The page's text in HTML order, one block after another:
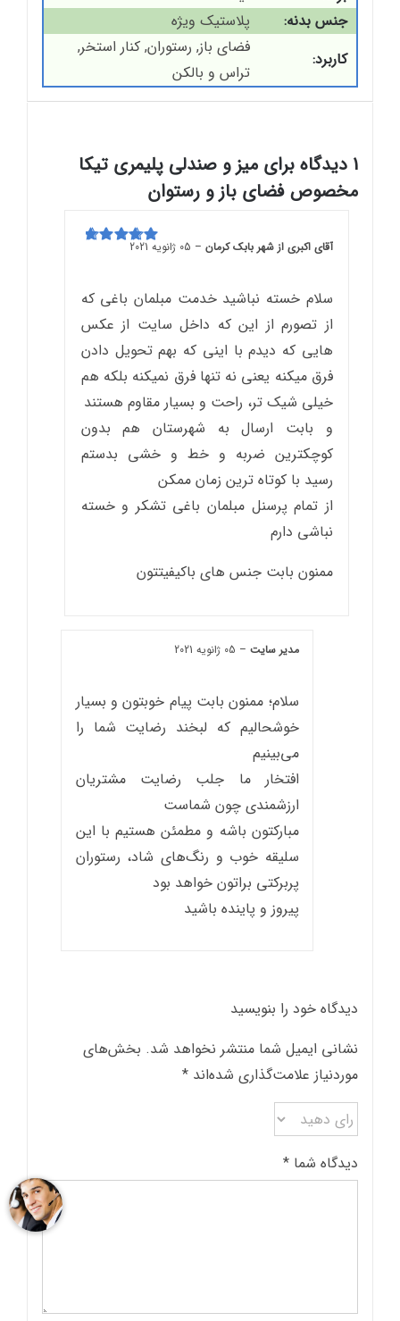
جنس بدنه
پلاستیک ویژه
کاربرد
فضای باز, رستوران, کنار استخر,
تراس و بالکن
1 دیدگاه برای
میز و صندلی پلیمری تیکا
مخصوص فضای باز و رستوان
امتیاز آقای اکبری از شهر بابک کرمان – 05 ژانویه 2021
سلام خسته نباشید خدمت مبلمان باغی که
از تصورم از این که داخل سایت از عکس
هایی که دیدم با اینی که بهم تحویل دادن
فرق میکنه یعنی نه تنها فرق نمیکنه بلکه هم
خیلی شیک‌ تر، راحت و بسیار مقاوم هستند
و بابت ارسال به شهرستان هم بدون
کوچکترین ضربه و خط و خشی بدستم
رسید با کوتاه ترین زمان ممکن
از تمام پرسنل مبلمان باغی تشکر و خسته
نباشی دارم
ممنون بابت جنس های باکیفیتتون
مدیر سایت – 05 ژانویه 2021
سلام؛ ممنون بابت پیام خوبتون و بسیار
خوشحالیم که لبخند رضایت شما را
می‌بینیم
افتخار ما جلب رضایت مشتریان
ارزشمندی چون شماست
مبارکتون باشه و مطمئن هستیم با این
سلیقه خوب و رنگ‌های شاد، رستوران
پربرکتی براتون خواهد بود
پیروز و پاینده باشید
دیدگاه خود را بنویسید
نشانی ایمیل شما منتشر نخواهد شد. بخش‌های
موردنیاز علامت‌گذاری شده‌اند *
دیدگاه شما *